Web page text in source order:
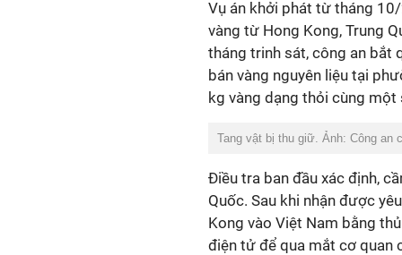
Vụ án khởi phát từ tháng
vàng từ Hong Kong, Trung
tháng trinh sát, công an bắt
bán vàng nguyên liệu tại
kg vàng dạng thỏi cùng một
Tang vật bị thu giữ. Ảnh: Công an
Điều tra ban đầu xác định,
Quốc. Sau khi nhận được
Kong vào Việt Nam bằng
điện tử để qua mắt cơ quan